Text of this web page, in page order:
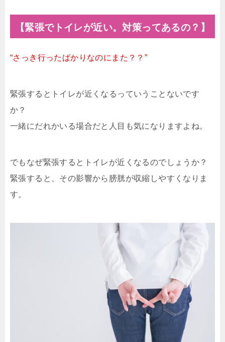
【緊張でトイレが近い。対策ってあるの？】
“さっき行ったばかりなのにまた？？”
緊張するとトイレが近くなるっていうことないです
か？
一緒にだれかいる場合だと人目も気になりますよね。
でもなぜ緊張するとトイレが近くなるのでしょうか？
緊張すると、その影響から膀胱が収縮しやすくなりま
す。